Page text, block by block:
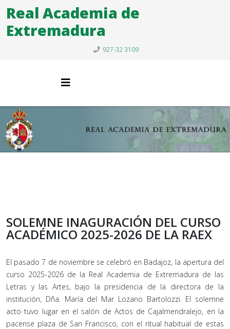
Real Academia de
Extremadura
927-32 3109
SOLEMNE INAGURACIÓN DEL CURSO
ACADÉMICO 2025-2026 DE LA RAEX
El pasado 7 de noviembre se celebró en Badajoz, la apertura del
curso 2025-2026 de la Real Academia de Extremadura de las
Letras y las Artes, bajo la presidencia de la directora de la
institución, Dña. María del Mar Lozano Bartolozzi. El solemne
acto tuvo lugar en el salón de Actos de Cajalmendralejo, en la
pacense plaza de San Francisco, con el ritual habitual de estas